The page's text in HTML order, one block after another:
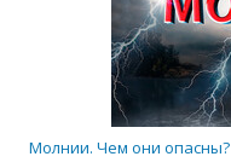
Молнии. Чем они опасны?